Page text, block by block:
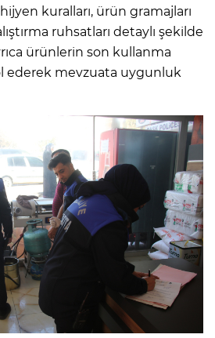
kuralları, ürün gramajları
ruhsatları detaylı şekilde
ürünlerin son kullanma
ederek mevzuata uygunluk